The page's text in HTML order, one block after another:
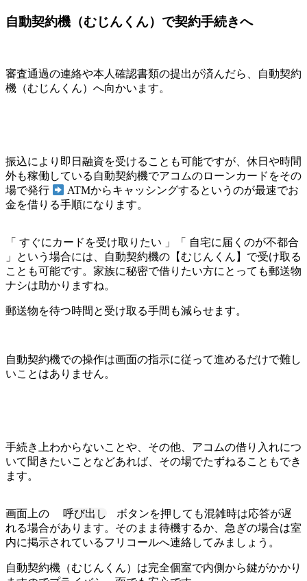
自動契約機（むじんくん）で契約手続きへ
審査通過の連絡や本人確認書類の提出が済んだら、自動契約
機（むじんくん）へ向かいます。
振込により即日融資を受けることも可能ですが、休日や時間
外も稼働している自動契約機でアコムのローンカードをその
場で発行
ATMからキャッシングするというのが最速でお
金を借りる手順になります。
「 すぐにカードを受け取りたい 」「 自宅に届くのが不都合
」という場合には、自動契約機の【むじんくん】で受け取る
ことも可能です。家族に秘密で借りたい方にとっても郵送物
ナシは助かりますね。
郵送物を待つ時間と受け取る手間も減らせます。
自動契約機での操作は画面の指示に従って進めるだけで難し
いことはありません。
手続き上わからないことや、その他、アコムの借り入れにつ
いて聞きたいことなどあれば、その場でたずねることもでき
ます。
画面上の 呼び出し
ボタンを押しても混雑時は応答が遅
れる場合があります。そのまま待機するか、急ぎの場合は室
内に掲示されているフリコールへ連絡してみましょう。
自動契約機（むじんくん）は完全個室で内側から鍵がかかり